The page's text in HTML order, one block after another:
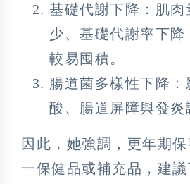
基礎代謝下降：肌肉
少、基礎代謝率下
較易囤積。
腸道菌多樣性下降：
酸、腸道屏障與發炎
因此，她強調，更年期
一保健品或補充品，建